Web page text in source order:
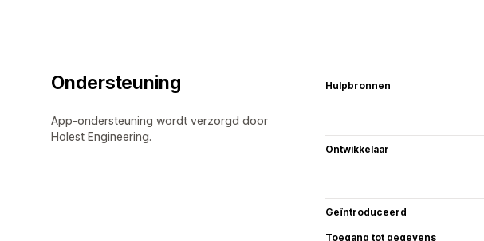
Ondersteuning
App-ondersteuning wordt verzorgd door
Holest Engineering.
Hulpbronnen
Ontwikkelaar
Geïntroduceerd
Toegang tot gegevens